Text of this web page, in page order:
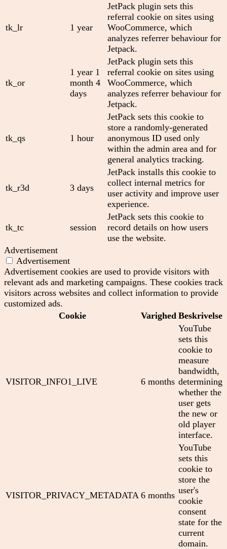
tk_lr 1 year
JetPack plugin sets this
referral cookie on sites using
WooCommerce, which
analyzes referrer behaviour for
Jetpack.
tk_or
1 year 1
month 4
days
JetPack plugin sets this
referral cookie on sites using
WooCommerce, which
analyzes referrer behaviour for
Jetpack.
tk_qs 1 hour
JetPack sets this cookie to
store a randomly-generated
anonymous ID used only
within the admin area and for
general analytics tracking.
tk_r3d 3 days
JetPack installs this cookie to
collect internal metrics for
user activity and improve user
experience.
tk_tc session
JetPack sets this cookie to
record details on how users
use the website.
Advertisement
Advertisement
Advertisement cookies are used to provide visitors with
relevant ads and marketing campaigns. These cookies track
visitors across websites and collect information to provide
customized ads.
Cookie
Varighed Beskrivelse
VISITOR_INFO1_LIVE 6 months
YouTube
sets this
cookie to
measure
bandwidth,
determining
whether the
user gets
the new or
old player
interface.
VISITOR_PRIVACY_METADATA 6 months
YouTube
sets this
cookie to
store the
user's
cookie
consent
state for the
current
domain.